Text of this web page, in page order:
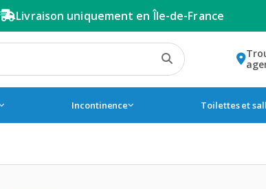
Livraison uniquement en Île-de-France
Incontinence Toilettes et